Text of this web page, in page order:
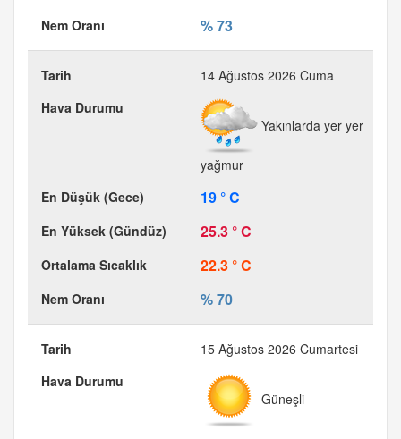
% 73
14 Ağustos 2026 Cuma
Yakınlarda yer yer
yağmur
19 ° C
25.3 ° C
22.3 ° C
% 70
15 Ağustos 2026 Cumartesi
Güneşli